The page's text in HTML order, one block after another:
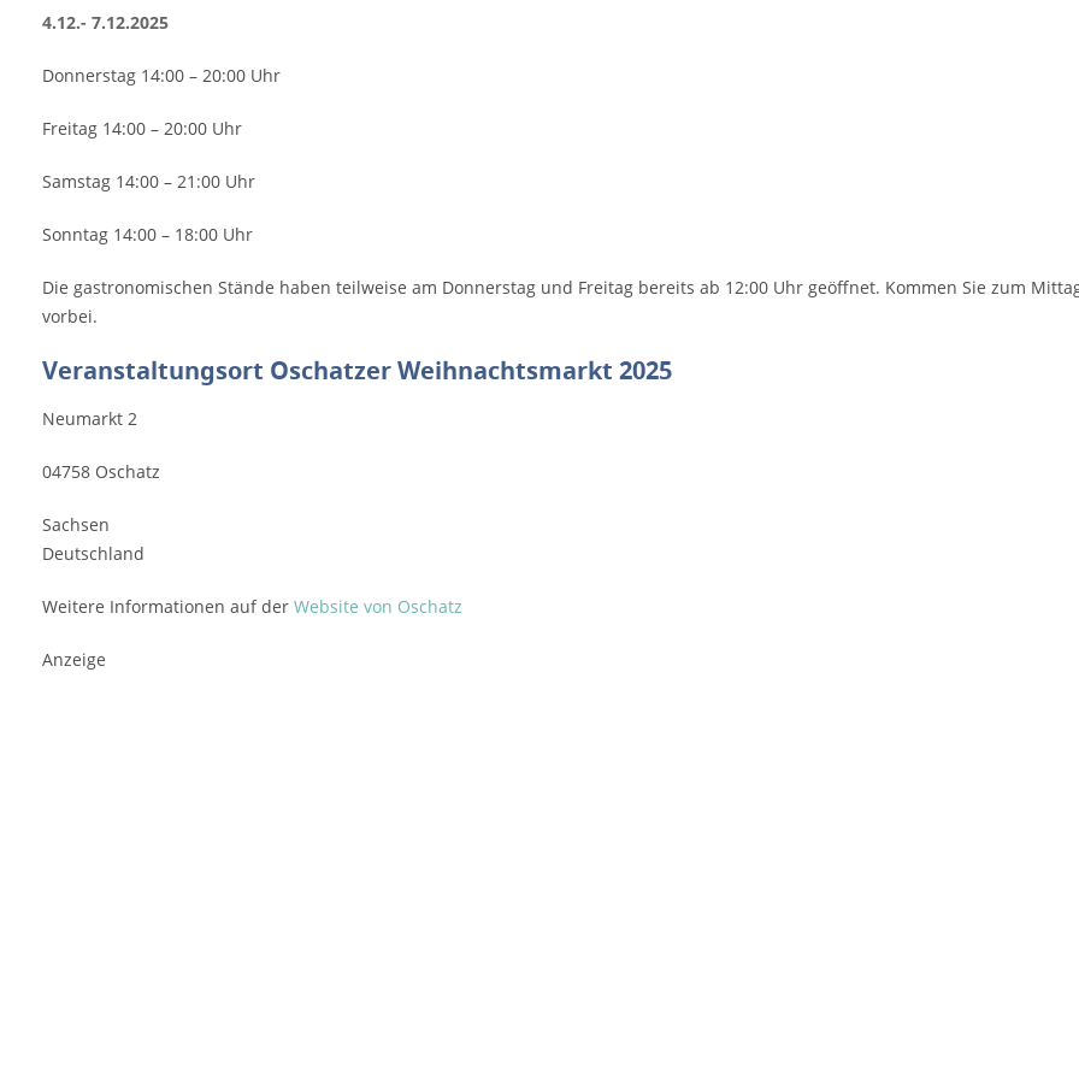
4.12.- 7.12.2025
Donnerstag 14:00 – 20:00 Uhr
Freitag 14:00 – 20:00 Uhr
Samstag 14:00 – 21:00 Uhr
Sonntag 14:00 – 18:00 Uhr
Die gastronomischen Stände haben teilweise am Donnerstag und Freitag bereits ab 12:00 Uhr geöffnet. Kommen Sie zum
vorbei.
Veranstaltungsort Oschatzer Weihnachtsmarkt 2025
Neumarkt 2
04758 Oschatz
Sachsen
Deutschland
Weitere Informationen auf der Website von Oschatz
Anzeige